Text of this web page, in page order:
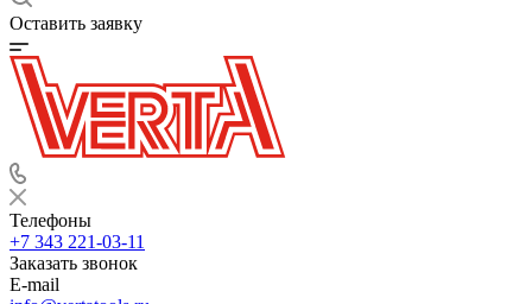
Оставить заявку
Телефоны
+7 343 221-03-11
Заказать звонок
E-mail